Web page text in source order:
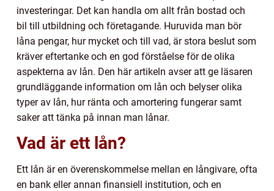
investeringar. Det kan handla om allt från bostad och
bil till utbildning och företagande. Huruvida man bör
låna pengar, hur mycket och till vad, är stora beslut som
kräver eftertanke och en god förståelse för de olika
aspekterna av lån. Den här artikeln avser att ge läsaren
grundläggande information om lån och belyser olika
typer av lån, hur ränta och amortering fungerar samt
saker att tänka på innan man lånar.
Vad är ett lån?
Ett lån är en överenskommelse mellan en långivare, ofta
en bank eller annan finansiell institution, och en